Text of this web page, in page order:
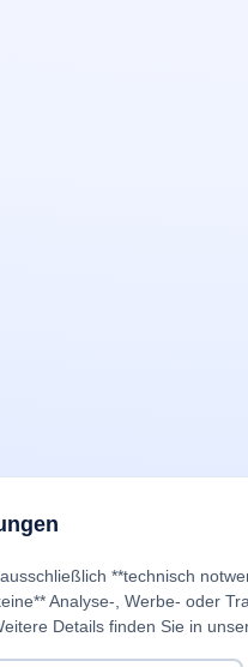
**technisch
Analyse-, Werbe- oder
Details finden Sie in